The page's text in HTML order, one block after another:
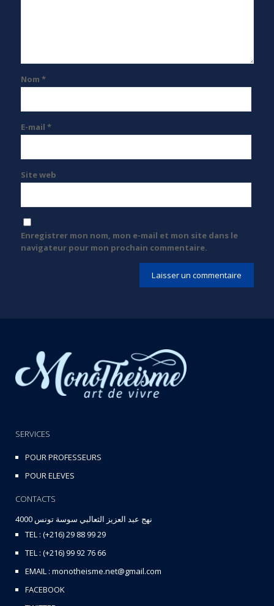
Nom *
E-mail *
Site web
Enregistrer mon nom, mon e-mail et mon site dans le
navigateur pour mon prochain commentaire.
SERVICES
POUR PROFESSEURS
POUR ELEVES
CONTACTS
نهج عبد العزيز الثعالبي سوسة تونس 4000
TEL : (+216) 29 88 99 29
TEL : (+216) 99 92 76 66
EMAIL : monotheisme.net@gmail.com
FACEBOOK